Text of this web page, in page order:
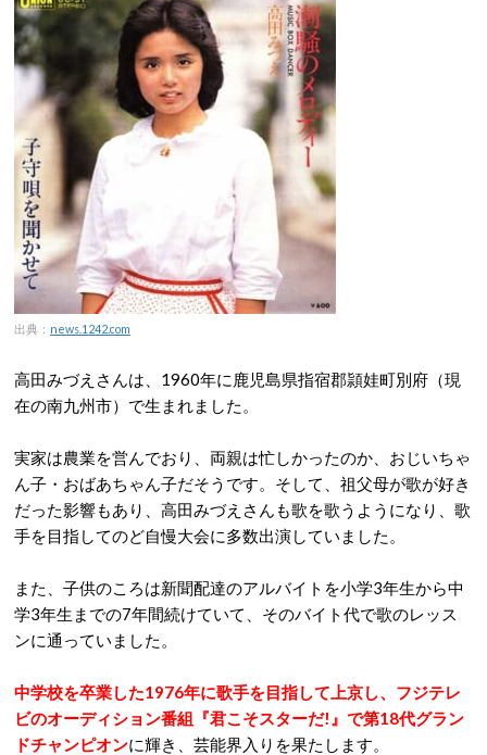
出典： news.1242.com
高田みづえさんは、1960年に鹿児島県指宿郡頴娃町別府（現
在の南九州市）で生まれました。
実家は農業を営んでおり、両親は忙しかったのか、おじいちゃ
ん子・おばあちゃん子だそうです。そして、祖父母が歌が好き
だった影響もあり、高田みづえさんも歌を歌うようになり、歌
手を目指してのど自慢大会に多数出演していました。
また、子供のころは新聞配達のアルバイトを小学3年生から中
学3年生までの7年間続けていて、そのバイト代で歌のレッス
ンに通っていました。
中学校を卒業した1976年に歌手を目指して上京し、フジテレ
ビのオーディション番組『君こそスターだ!』で第18代グラン
ドチャンピオンに輝き、芸能界入りを果たします。